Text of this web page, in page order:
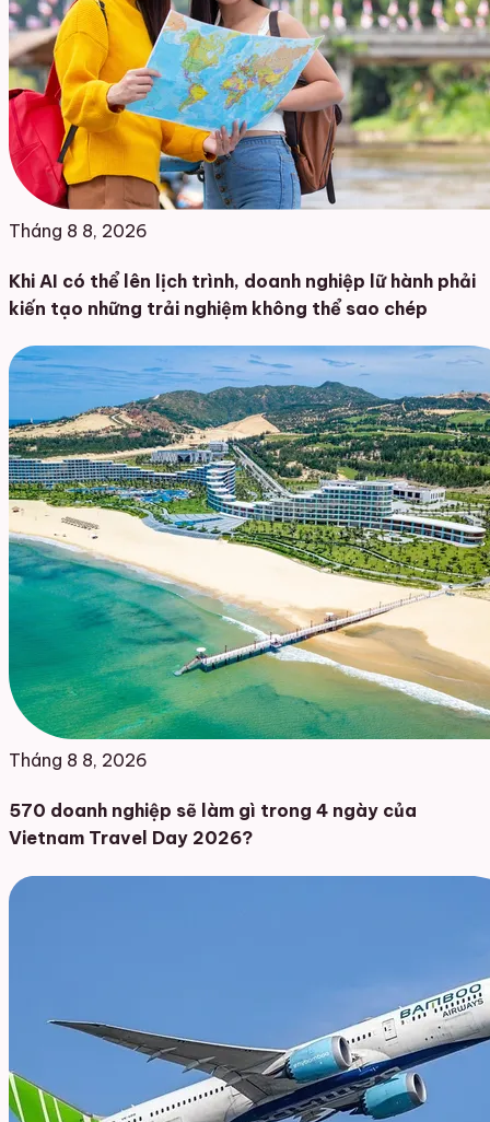
Tháng 8 8, 2026
Khi AI có thể lên lịch trình, doanh nghiệp lữ hành phải
kiến tạo những trải nghiệm không thể sao chép
Tháng 8 8, 2026
570 doanh nghiệp sẽ làm gì trong 4 ngày của
Vietnam Travel Day 2026?